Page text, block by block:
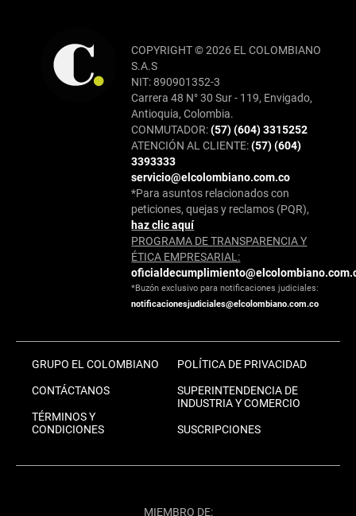
COPYRIGHT © 2026 EL COLOMBIANO
S.A.S
NIT: 890901352-3
Carrera 48 N° 30 Sur - 119, Envigado,
Antioquia, Colombia.
CONMUTADOR:(57) (604) 3315252
ATENCIÓN AL CLIENTE:(57) (604)
3393333
servicio@elcolombiano.com.co
*Para asuntos relacionados con
peticiones, quejas y reclamos (PQR),
haz clic aquí
PROGRAMA DE TRANSPARENCIA Y
ÉTICA EMPRESARIAL:
*Buzón exclusivo para notificaciones judiciales:
notificacionesjudiciales@elcolombiano.com.co
GRUPO EL COLOMBIANO
CONTÁCTANOS
TÉRMINOS Y
CONDICIONES
POLÍTICA DE PRIVACIDAD
SUPERINTENDENCIA DE
INDUSTRIA Y COMERCIO
SUSCRIPCIONES
MIEMBRO DE: